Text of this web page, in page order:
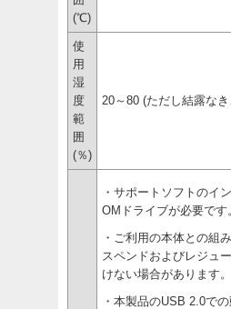
(℃)
使
用
湿
度
範
囲
(％)
20～80 (ただし結露な
・サポートソフトのイ
OMドライブが必要です
・ご利用の本体との組
スペンドおよびレジュ
けない場合があります。
・本製品のUSB 2.0で